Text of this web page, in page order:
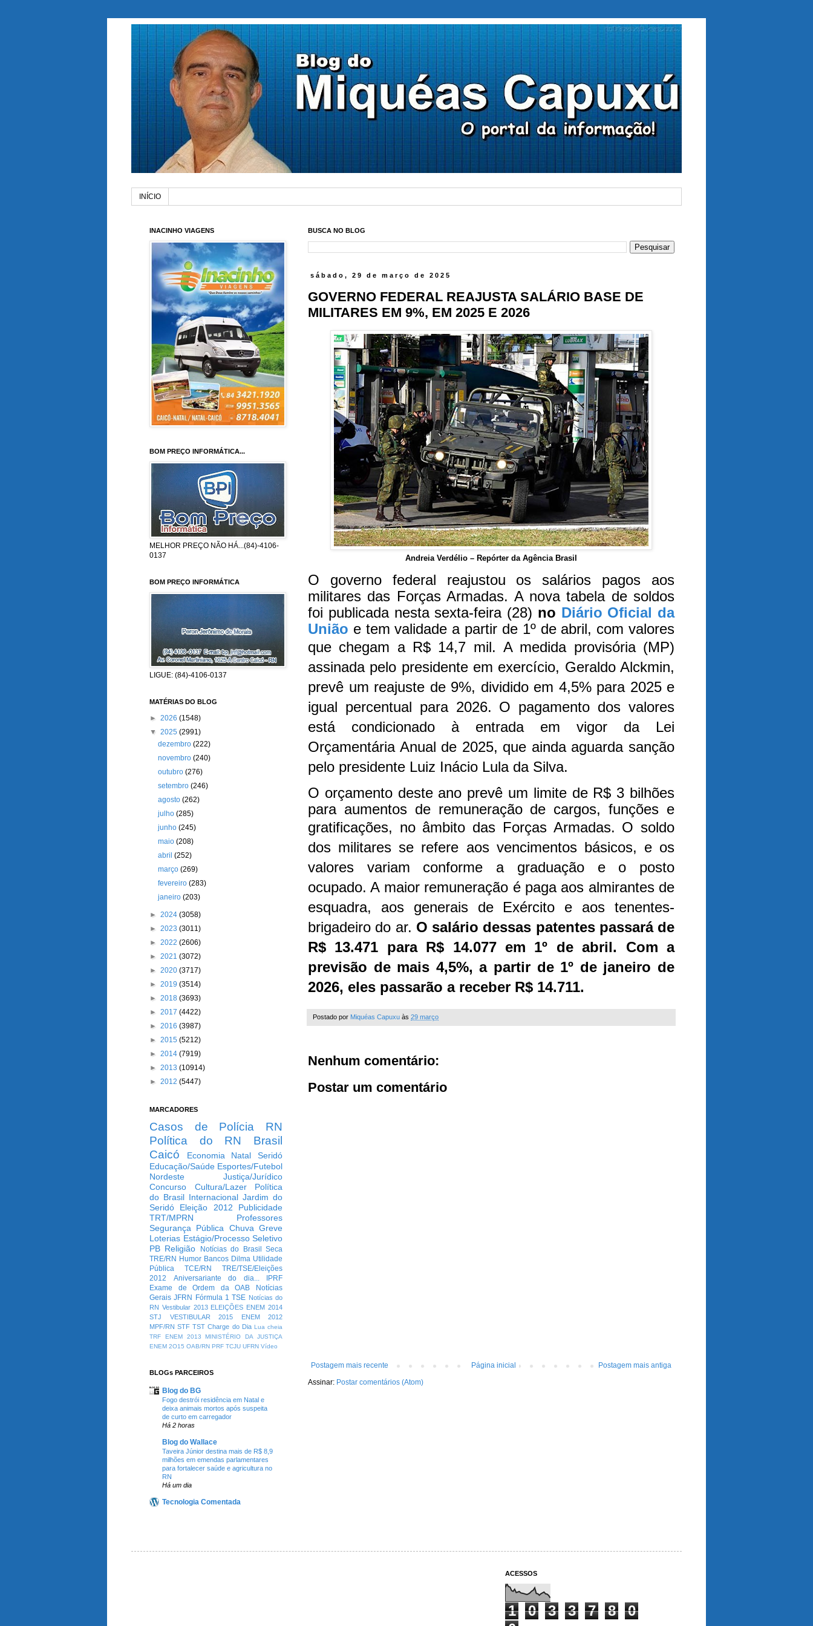
INÍCIO
BUSCA NO BLOG
sábado, 29 de março de 2025
GOVERNO FEDERAL REAJUSTA SALÁRIO BASE DE
MILITARES EM 9%, EM 2025 E 2026
Andreia Verdélio – Repórter da Agência Brasil
O governo federal reajustou os salários pagos aos
militares das Forças Armadas. A nova tabela de soldos
foi publicada nesta sexta-feira (28) no Diário Oficial da
União e tem validade a partir de 1º de abril, com valores
que chegam a R$ 14,7 mil. A medida provisória (MP)
assinada pelo presidente em exercício, Geraldo Alckmin,
prevê um reajuste de 9%, dividido em 4,5% para 2025 e
igual percentual para 2026. O pagamento dos valores
está condicionado à entrada em vigor da Lei
Orçamentária Anual de 2025, que ainda aguarda sanção
pelo presidente Luiz Inácio Lula da Silva.
O orçamento deste ano prevê um limite de R$ 3 bilhões
para aumentos de remuneração de cargos, funções e
gratificações, no âmbito das Forças Armadas. O soldo
dos militares se refere aos vencimentos básicos, e os
valores variam conforme a graduação e o posto
ocupado. A maior remuneração é paga aos almirantes de
esquadra, aos generais de Exército e aos tenentes-
brigadeiro do ar. O salário dessas patentes passará de
R$ 13.471 para R$ 14.077 em 1º de abril. Com a
previsão de mais 4,5%, a partir de 1º de janeiro de
2026, eles passarão a receber R$ 14.711.
Postado por Miquéas Capuxu às 29 março
Nenhum comentário:
Postar um comentário
Postagem mais recente Postagem mais antiga
Página inicial
Assinar: Postar comentários (Atom)
INACINHO VIAGENS
BOM PREÇO INFORMÁTICA...
MELHOR PREÇO NÃO HÁ...(84)-4106-
0137
BOM PREÇO INFORMÁTICA
LIGUE: (84)-4106-0137
MATÉRIAS DO BLOG
► 2026 (1548)
▼ 2025 (2991)
dezembro(222)
novembro(240)
outubro(276)
setembro(246)
agosto(262)
julho(285)
junho(245)
maio(208)
abril(252)
março(269)
fevereiro(283)
janeiro(203)
► 2024 (3058)
► 2023 (3011)
► 2022 (2606)
► 2021 (3072)
► 2020 (3717)
► 2019 (3514)
► 2018 (3693)
► 2017 (4422)
► 2016 (3987)
► 2015 (5212)
► 2014 (7919)
► 2013 (10914)
► 2012 (5447)
MARCADORES
Casos de Polícia
RN
Política do RN
Brasil
Caicó
Economia Natal
Seridó
Educação/Saúde Esportes/Futebol
Nordeste
Justiça/Jurídico
Concurso
Cultura/Lazer
Política
do Brasil Internacional Jardim do
Seridó
Eleição 2012
Publicidade
TRT/MPRN
Professores
Segurança Pública Chuva Greve
Loterias Estágio/Processo Seletivo
PB Religião Notícias do Brasil
Seca
TRE/RN Humor Bancos Dilma Utilidade
Pública
TCE/RN
TRE/TSE/Eleições
2012
Aniversariante do dia...
IPRF
Exame de Ordem da OAB
Notícias
Gerais JFRN Fórmula 1 TSE Notícias do
RN Vestibular 2013 ELEIÇÕES ENEM 2014
STJ
VESTIBULAR 2015
ENEM 2012
MPF/RN STF TST Charge do Dia Lua cheia
TRF
ENEM 2013
MINISTÉRIO DA JUSTIÇA
ENEM 2O15 OAB/RN PRF TCJU UFRN Vídeo
BLOGs PARCEIROS
Blog do BG
Fogo destrói residência em Natal e
deixa animais mortos após suspeita
de curto em carregador
Há 2 horas
Blog do Wallace
Taveira Júnior destina mais de R$ 8,9
milhões em emendas parlamentares
para fortalecer saúde e agricultura no
RN
Há um dia
Tecnologia Comentada
ACESSOS
1 0 3 3 7 8
0